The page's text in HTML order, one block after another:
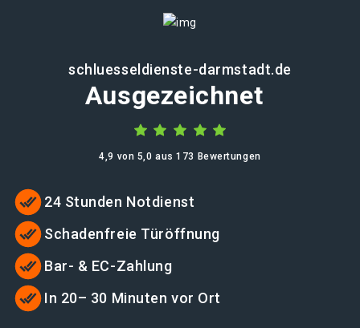
schluesseldienste-darmstadt.de
Ausgezeichnet
4,9 von 5,0 aus 173 Bewertungen
24 Stunden Notdienst
Schadenfreie Türöffnung
Bar- & EC-Zahlung
In 20– 30 Minuten vor Ort